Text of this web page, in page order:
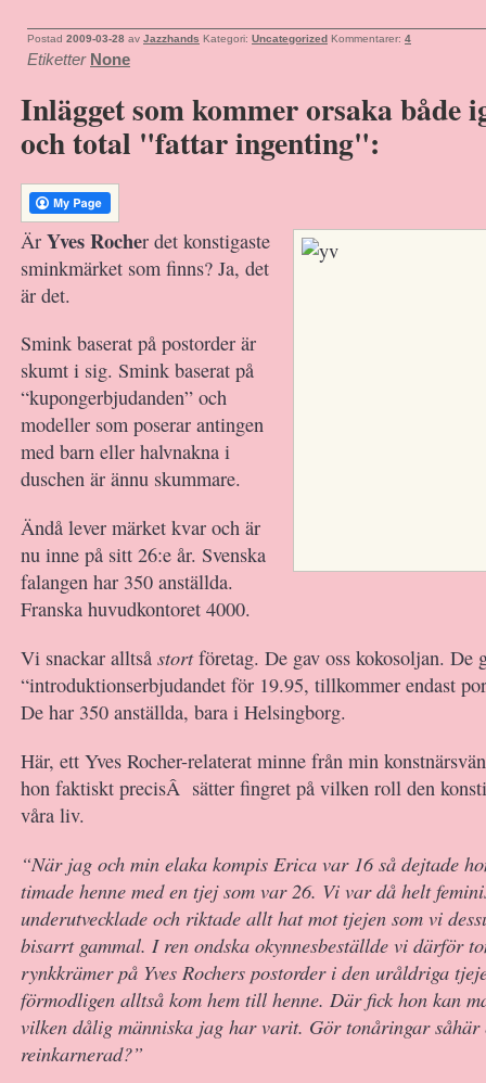
Postad 2009-03-28 av Jazzhands Kategori: Uncategorized Kommentarer: 4
Etiketter None
Inlägget som kommer orsaka både
och total "fattar ingenting":
Är Yves Rocher det konstigaste
sminkmärket som finns? Ja, det
är det.
Smink baserat på postorder är
skumt i sig. Smink baserat på
“kupongerbjudanden” och
modeller som poserar antingen
med barn eller halvnakna i
duschen är ännu skummare.
Ändå lever märket kvar och är
nu inne på sitt 26:e år. Svenska
falangen har 350 anställda.
Franska huvudkontoret 4000.
Vi snackar alltså stortföretag. De gav oss kokosoljan. De
“introduktionserbjudandet för 19.95, tillkommer endast
De har 350 anställda, bara i Helsingborg.
Här, ett Yves Rocher-relaterat minne från min
hon faktiskt precisÂ sätter fingret på vilken roll den
våra liv.
“När jag och min elaka kompis Erica var 16 så dejtade
timade henne med en tjej som var 26. Vi var då helt
underutvecklade och riktade allt hat mot tjejen som vi
bisarrt gammal. I ren ondska okynnesbeställde vi därför
rynkkrämer på Yves Rochers postorder i den uråldriga
förmodligen alltså kom hem till henne. Där fick hon kan
vilken dålig människa jag har varit. Gör tonåringar
reinkarnerad?”